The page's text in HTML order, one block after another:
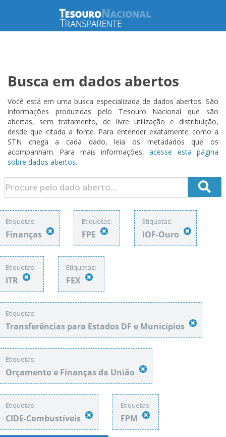
Busca em dados abertos
Você está em uma busca especializada de dados abertos. São
informações produzidas pelo Tesouro Nacional que são
abertas, sem tratamento, de livre utilização e distribuição,
desde que citada a fonte. Para entender exatamente como a
STN chega a cada dado, leia os metadados que os
acompanham. Para mais informações,acesse esta página
sobre dados abertos.
Etiquetas:
Finanças
Etiquetas:
FPE
Etiquetas:
IOF-Ouro
Etiquetas:
ITR
Etiquetas:
FEX
Etiquetas:
Transferências para Estados DF e Municípios
Etiquetas:
Orçamento e Finanças da União
Etiquetas:
CIDE-Combustíveis
Etiquetas:
FPM